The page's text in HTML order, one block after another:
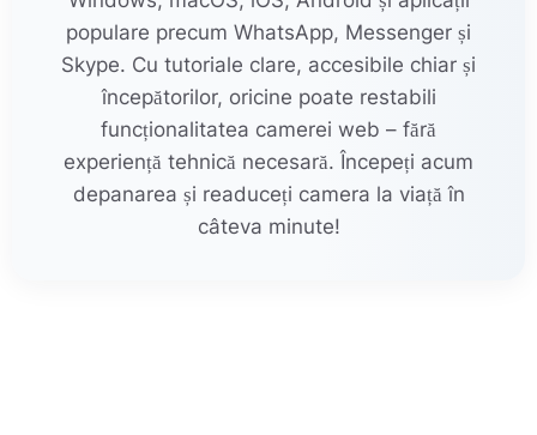
populare precum WhatsApp, Messenger și
Skype. Cu tutoriale clare, accesibile chiar și
începătorilor, oricine poate restabili
funcționalitatea camerei web – fără
experiență tehnică necesară. Începeți acum
depanarea și readuceți camera la viață în
câteva minute!